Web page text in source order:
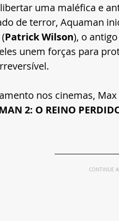
uma maléfica e
de terror, Aquaman
Patrick Wilson), o
unem forças para
nos cinemas, Max
2: O REINO
CONTINUE